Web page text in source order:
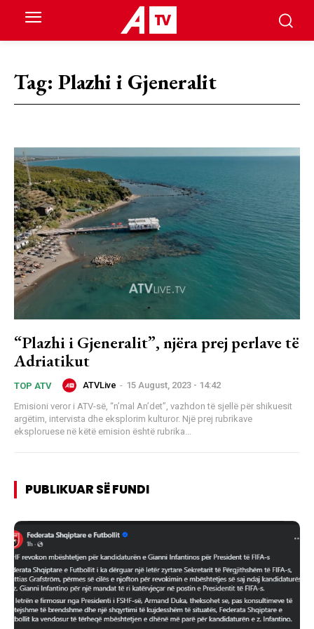
Tag: Plazhi i Gjeneralit
“Plazhi i Gjeneralit”, njëra prej perlave të
Adriatikut
TOP ATV ATVLive - 15 August, 2023 - 14:42
Emisioni veror i ATV-së, “n’mal An’det”, vazhdon të sjellë për shikuesit
argëtim, intervista dhe eksplorim kulturor. Një prej rubrikave
eksploruese në këtë emision është rubrika...
PUBLIKUAR SË FUNDI